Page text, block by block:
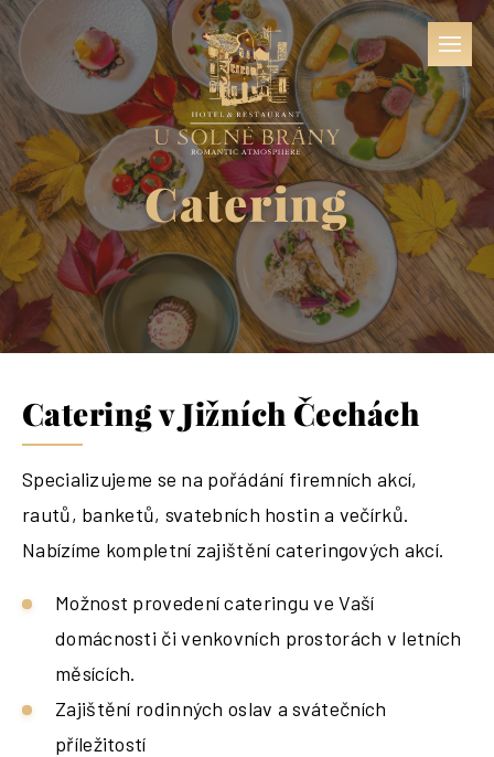
Catering
Catering v Jižních Čechách
Specializujeme se na pořádání firemních akcí,
rautů, banketů, svatebních hostin a večírků.
Nabízíme kompletní zajištění cateringových akcí.
Možnost provedení cateringu ve Vaší
domácnosti či venkovních prostorách v letních
měsících.
Zajištění rodinných oslav a svátečních
příležitostí